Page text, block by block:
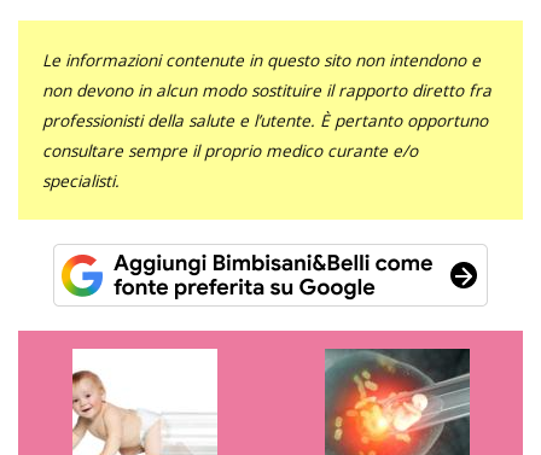
Le informazioni contenute in questo sito non intendono e
non devono in alcun modo sostituire il rapporto diretto fra
professionisti della salute e l’utente. È pertanto opportuno
consultare sempre il proprio medico curante e/o
specialisti.